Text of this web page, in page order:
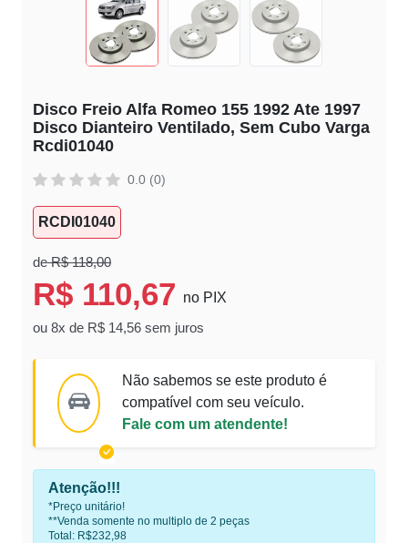
Disco Freio Alfa Romeo 155 1992 Ate 1997
Disco Dianteiro Ventilado, Sem Cubo Varga
Rcdi01040
0.0 (0)
RCDI01040
deR$ 118,00
R$ 110,67 no PIX
ou 8x de R$ 14,56 sem juros
Não sabemos se este produto é
compatível com seu veículo.
Fale com um atendente!
Atenção!!!
*Preço unitário!
**Venda somente no multiplo de 2 peças
Total: R$232,98